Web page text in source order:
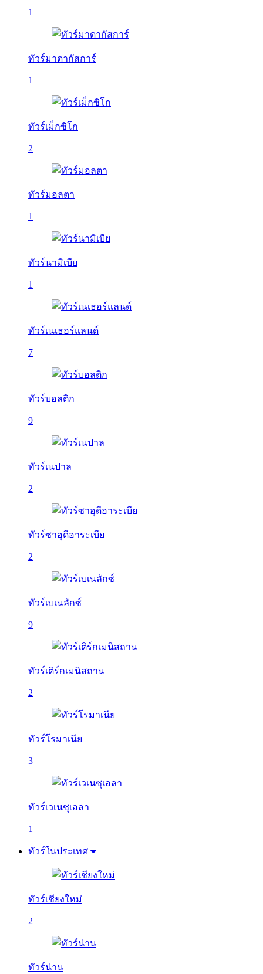
1
ทัวร์มาดากัสการ์
1
ทัวร์เม็กซิโก
2
ทัวร์มอลตา
1
ทัวร์นามิเบีย
1
ทัวร์เนเธอร์แลนด์
7
ทัวร์บอลติก
9
ทัวร์เนปาล
2
ทัวร์ซาอุดีอาระเบีย
2
ทัวร์เบเนลักซ์
9
ทัวร์เติร์กเมนิสถาน
2
ทัวร์โรมาเนีย
3
ทัวร์เวเนซุเอลา
1
ทัวร์ในประเทศ
ทัวร์เชียงใหม่
2
ทัวร์น่าน